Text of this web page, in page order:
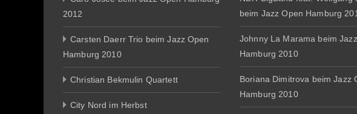
2012
Carsten Daerr Trio beim Jazz Open
Hamburg 2010
Christian Bekmulin Quartett
City Nord im Herbst
beim Jazz Open Hamburg
Johnny La Marama beim
Hamburg 2010
Boriana Dimitrova beim Jazz
Hamburg 2010